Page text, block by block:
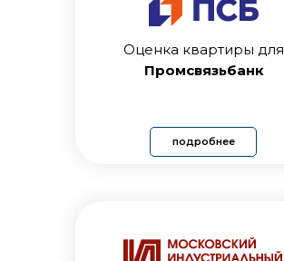
Оценка квартиры для
Промсвязьбанк
подробнее